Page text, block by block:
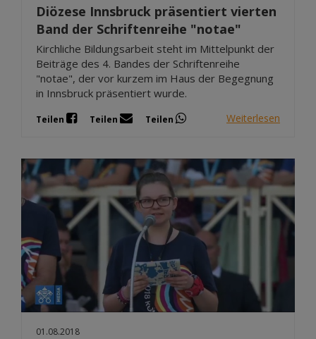
Diözese Innsbruck präsentiert vierten
Band der Schriftenreihe "notae"
Kirchliche Bildungsarbeit steht im Mittelpunkt der
Beiträge des 4. Bandes der Schriftenreihe
"notae", der vor kurzem im Haus der Begegnung
in Innsbruck präsentiert wurde.
Teilen Teilen Teilen Weiterlesen
01.08.2018